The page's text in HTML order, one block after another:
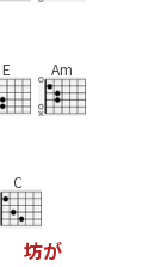
E Am
C
坊が